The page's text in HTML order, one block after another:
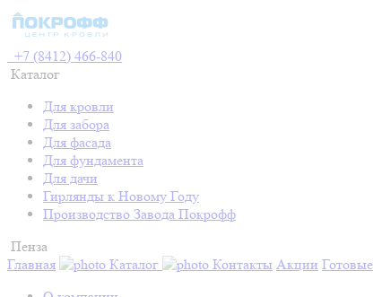
+7 (8412) 466-840
Каталог
Для кровли
Для забора
Для фасада
Для фундамента
Для дачи
Гирлянды к Новому Году
Производство Завода Покрофф
Пенза
Главная
Каталог Контакты Акции